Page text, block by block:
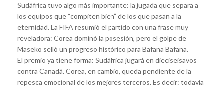
Sudáfrica tuvo algo más importante: la jugada que separa a
los equipos que “compiten bien” de los que pasan a la
eternidad. La FIFA resumió el partido con una frase muy
reveladora: Corea dominó la posesión, pero el golpe de
Maseko selló un progreso histórico para Bafana Bafana.
El premio ya tiene forma: Sudáfrica jugará en dieciseisavos
contra Canadá. Corea, en cambio, queda pendiente de la
repesca emocional de los mejores terceros. Es decir: todavía